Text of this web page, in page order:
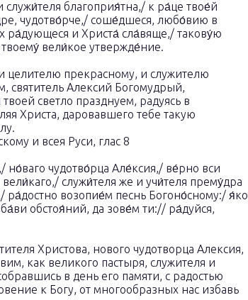
благоприя́тна,/ к ра́це твое́й
чудотво́рче,/ соше́дшеся, любо́вию в
ра́дующеся и Христа́ сла́вяще,/ такову́ю
вели́кое утвержде́ние.
целителю прекрасному, и служителю
святитель Алексий Богомудрый,
светло празднуем, радуясь в
Христа, даровавшего тебе такую
и всея Руси, глас 8
но́ваго чудотво́рца Але́ксия,/ ве́рно вси
служи́теля же и учи́теля прему́дра
ра́достно возопие́м песнь Богоно́сному:/ я́ко
обстоя́ний, да зове́м ти:// ра́дуйся,
Христова, нового чудотворца Алексия,
как великого пастыря, служителя и
в день его памяти, с радостью
к Богу, от многообразных нас избавь